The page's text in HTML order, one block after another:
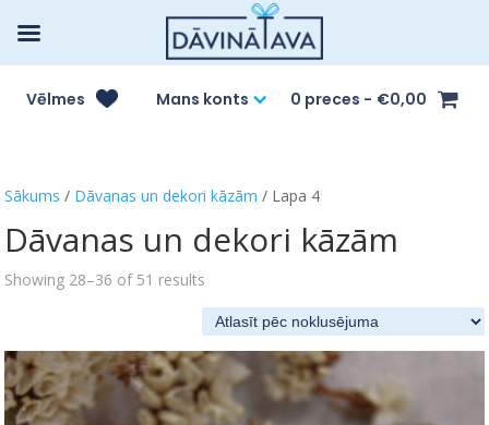
Vēlmes Mans konts 0 preces €0,00
Sākums / Dāvanas un dekori kāzām / Lapa 4
Dāvanas un dekori kāzām
Showing 28–36 of 51 results